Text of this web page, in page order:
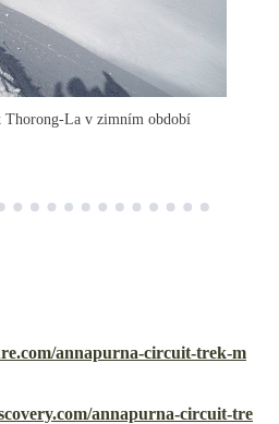
Thorong-La v zimním období
annapurna-circuit-trek-m
annapurna-circuit-tre